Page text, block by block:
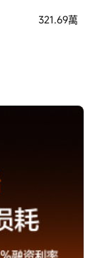
321.69萬